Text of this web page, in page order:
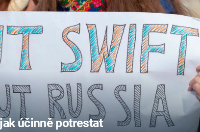
MIMOZEMŠŤANÉ
UTAJENÉ PŘÍBĚHY
ČESKÝCH DĚJIN
HISTORIE
FILMY
REALITA
HORORY
REALITA
OPTICKÉ
KLAMY
účinně potrestat